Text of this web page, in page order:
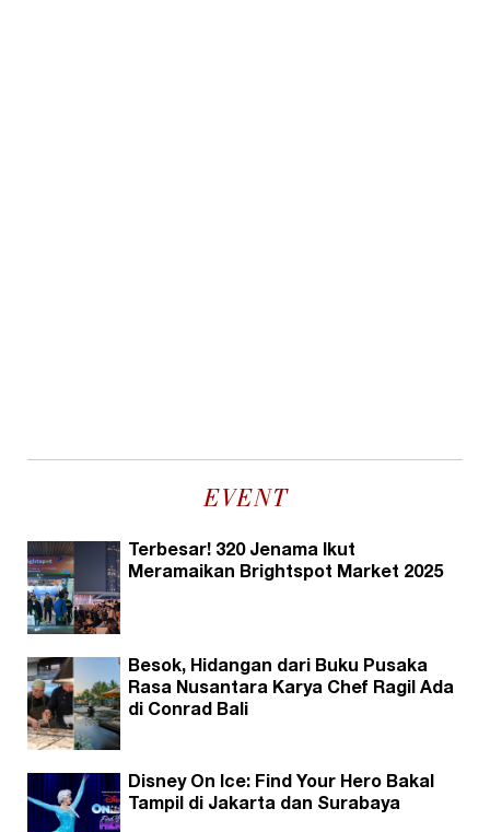
EVENT
Terbesar! 320 Jenama Ikut
Meramaikan Brightspot Market 2025
Besok, Hidangan dari Buku Pusaka
Rasa Nusantara Karya Chef Ragil Ada
di Conrad Bali
Disney On Ice: Find Your Hero Bakal
Tampil di Jakarta dan Surabaya